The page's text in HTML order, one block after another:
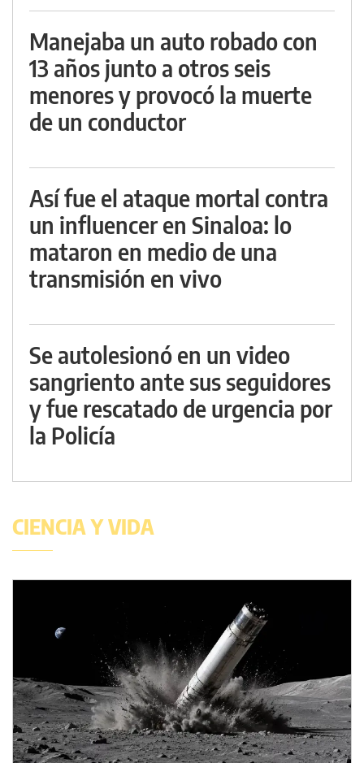
Manejaba un auto robado con
13 años junto a otros seis
menores y provocó la muerte
de un conductor
Así fue el ataque mortal contra
un influencer en Sinaloa: lo
mataron en medio de una
transmisión en vivo
Se autolesionó en un video
sangriento ante sus seguidores
y fue rescatado de urgencia por
la Policía
CIENCIA Y VIDA